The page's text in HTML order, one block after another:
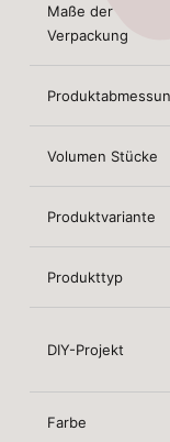
Maße der
Verpackung
Volumen Stücke
Produktvariante
Produkttyp
DIY-Projekt
Farbe